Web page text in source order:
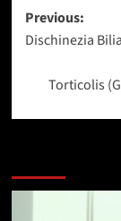
Post
Previous:
Dischinezia
Torticolis